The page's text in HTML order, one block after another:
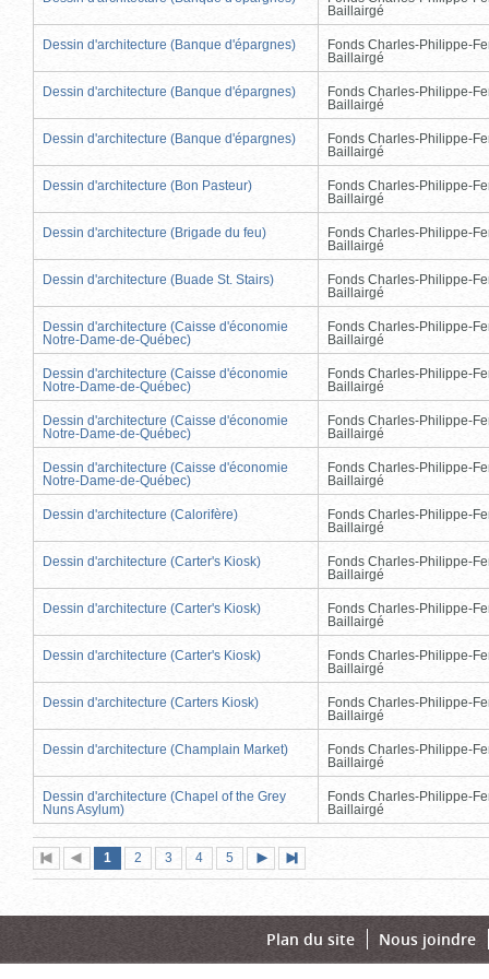
Baillairgé
Dessin d'architecture (Banque d'épargnes)
Fonds Charles-Philippe-
Baillairgé
Dessin d'architecture (Banque d'épargnes)
Fonds Charles-Philippe-
Baillairgé
Dessin d'architecture (Banque d'épargnes)
Fonds Charles-Philippe-
Baillairgé
Dessin d'architecture (Bon Pasteur)
Fonds Charles-Philippe-
Baillairgé
Dessin d'architecture (Brigade du feu)
Fonds Charles-Philippe-
Baillairgé
Dessin d'architecture (Buade St. Stairs)
Fonds Charles-Philippe-
Baillairgé
Dessin d'architecture (Caisse d'économie
Notre-Dame-de-Québec)
Fonds Charles-Philippe-
Baillairgé
Dessin d'architecture (Caisse d'économie
Notre-Dame-de-Québec)
Fonds Charles-Philippe-
Baillairgé
Dessin d'architecture (Caisse d'économie
Notre-Dame-de-Québec)
Fonds Charles-Philippe-
Baillairgé
Dessin d'architecture (Caisse d'économie
Notre-Dame-de-Québec)
Fonds Charles-Philippe-
Baillairgé
Dessin d'architecture (Calorifère)
Fonds Charles-Philippe-
Baillairgé
Dessin d'architecture (Carter's Kiosk)
Fonds Charles-Philippe-
Baillairgé
Dessin d'architecture (Carter's Kiosk)
Fonds Charles-Philippe-
Baillairgé
Dessin d'architecture (Carter's Kiosk)
Fonds Charles-Philippe-
Baillairgé
Dessin d'architecture (Carters Kiosk)
Fonds Charles-Philippe-
Baillairgé
Dessin d'architecture (Champlain Market)
Fonds Charles-Philippe-
Baillairgé
Dessin d'architecture (Chapel of the Grey
Nuns Asylum)
Fonds Charles-Philippe-
Baillairgé
Première
page
Page
précédente
Page
1 (page
actuelle)
Page
2 Page
3 Page
4 Page
5
suivante
page
Plan du site Nous joindre